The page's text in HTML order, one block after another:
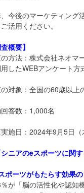
今後のマーケティング
活用ください。
査概要】
方法：株式会社ネオマ
したWEBアンケート方
対象：全国の60歳以上
答数：1,000名
施日：2024年9月5日
ニアのeスポーツに関
ポーツがもたらす効果
が「脳の活性化や認知